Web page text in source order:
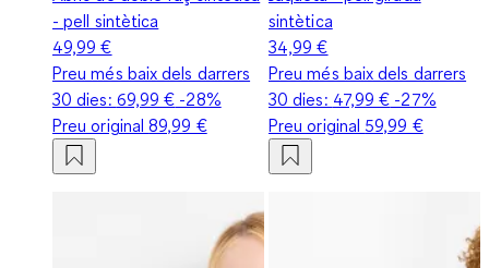
- pell sintètica
49,99 €
Preu més baix dels darrers
30 dies: 69,99 € -28%
Preu original89,99 €
sintètica
34,99 €
Preu més baix dels darrers
30 dies: 47,99 € -27%
Preu original 59,99 €